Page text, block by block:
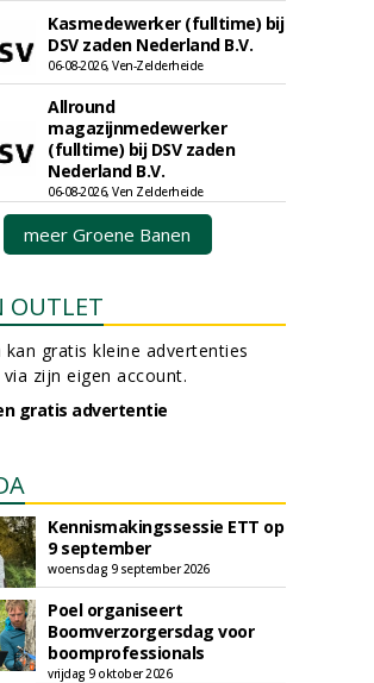
Kasmedewerker (fulltime) bij
DSV zaden Nederland B.V.
06-08-2026, Ven-Zelderheide
Allround
magazijnmedewerker
(fulltime) bij DSV zaden
Nederland B.V.
06-08-2026, Ven Zelderheide
meer Groene Banen
OUTLET
kan gratis kleine advertenties
zijn eigen account.
gratis advertentie
Kennismakingssessie ETT op
9 september
woensdag 9 september 2026
Poel organiseert
Boomverzorgersdag voor
boomprofessionals
vrijdag 9 oktober 2026